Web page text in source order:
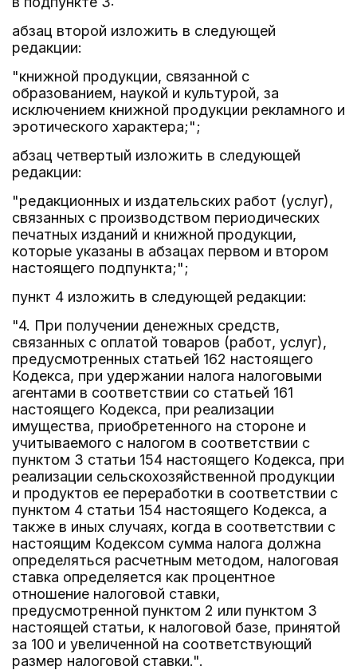
абзац второй изложить в следующей
редакции:
"книжной продукции, связанной с
образованием, наукой и культурой, за
исключением книжной продукции рекламного и
эротического характера;";
абзац четвертый изложить в следующей
редакции:
"редакционных и издательских работ (услуг),
связанных с производством периодических
печатных изданий и книжной продукции,
которые указаны в абзацах первом и втором
настоящего подпункта;";
пункт 4 изложить в следующей редакции:
"4. При получении денежных средств,
связанных с оплатой товаров (работ, услуг),
предусмотренных статьей 162 настоящего
Кодекса, при удержании налога налоговыми
агентами в соответствии со статьей 161
настоящего Кодекса, при реализации
имущества, приобретенного на стороне и
учитываемого с налогом в соответствии с
пунктом 3 статьи 154 настоящего Кодекса, при
реализации сельскохозяйственной продукции
и продуктов ее переработки в соответствии с
пунктом 4 статьи 154 настоящего Кодекса, а
также в иных случаях, когда в соответствии с
настоящим Кодексом сумма налога должна
определяться расчетным методом, налоговая
ставка определяется как процентное
отношение налоговой ставки,
предусмотренной пунктом 2 или пунктом 3
настоящей статьи, к налоговой базе, принятой
за 100 и увеличенной на соответствующий
размер налоговой ставки.".